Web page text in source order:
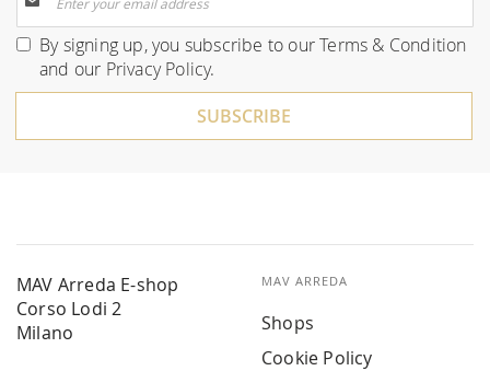
Up
for
Our
By signing up, you subscribe to ourTerms & Condition
and our Privacy Policy.
SUBSCRIBE
MAV Arreda E-shop
Corso Lodi 2
Milano
MAV ARREDA
Shops
Cookie Policy